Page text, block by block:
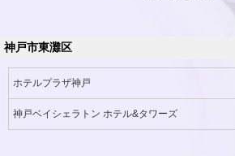
神戸市東灘区
ホテルプラザ神戸
神戸ベイシェラトン ホテル&タワーズ